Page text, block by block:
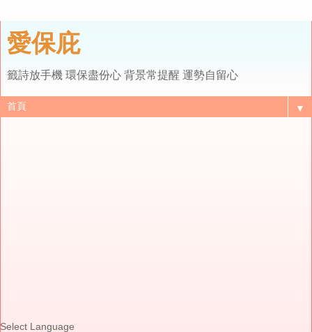
愛保庇
籤詩放手機 環保盡份心 背景常提醒 運勢自留心
▼